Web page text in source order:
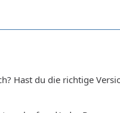
Hast du die richtige